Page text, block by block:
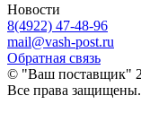
Новости
8(4922) 47-48-96
mail@vash-post.ru
Обратная связь
© "Ваш поставщик"
Все права защищены.